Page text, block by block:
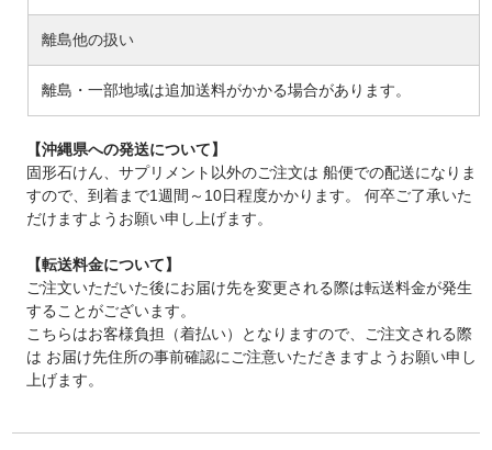
離島他の扱い
離島・一部地域は追加送料がかかる場合があります。
【沖縄県への発送について】
固形石けん、サプリメント以外のご注文は 船便での配送になりま
すので、到着まで1週間～10日程度かかります。 何卒ご了承いた
だけますようお願い申し上げます。
【転送料金について】
ご注文いただいた後にお届け先を変更される際は転送料金が発生
することがございます。
こちらはお客様負担（着払い）となりますので、ご注文される際
は お届け先住所の事前確認にご注意いただきますようお願い申し
上げます。